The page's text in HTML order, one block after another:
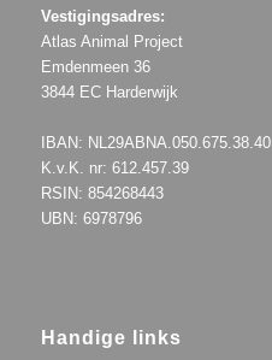
Vestigingsadres:
Atlas Animal Project
Emdenmeen 36
3844 EC Harderwijk
IBAN: NL29ABNA.050.675.38.40
K.v.K. nr: 612.457.39
RSIN: 854268443
UBN: 6978796
Handige links